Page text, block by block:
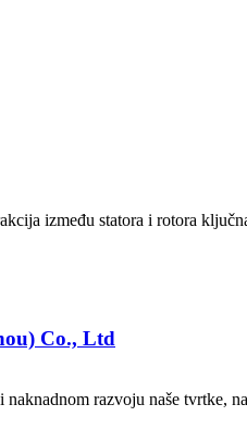
između statora i rotora
Co., Ltd
razvoju naše tvrtke,